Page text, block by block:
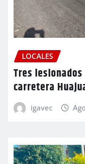
LOCALES
Tres
carretera
igavec